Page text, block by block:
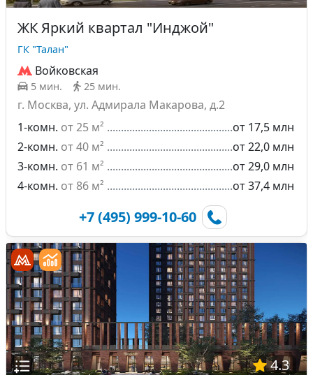
ЖК Яркий квартал "Инджой"
ГК "Талан"
Войковская
5 мин. 25 мин.
г. Москва, ул. Адмирала Макарова, д.2
1-комн. от 25 м²
от 17,5 млн
2-комн. от 40 м²
от 22,0 млн
3-комн. от 61 м²
от 29,0 млн
4-комн. от 86 м² от 37,4 млн
+7 (495) 999-10-60
4.3